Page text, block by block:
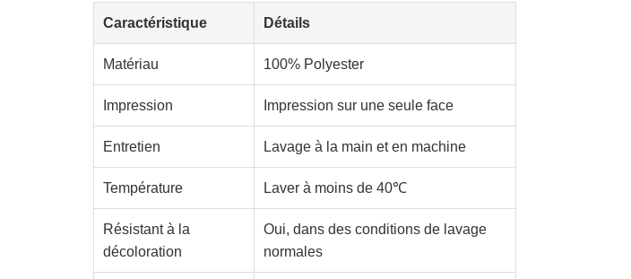
Caractéristique Détails
Matériau 100% Polyester
Impression Impression sur une seule face
Entretien Lavage à la main et en machine
Température Laver à moins de 40℃
Résistant à la
décoloration
Oui, dans des conditions de lavage
normales